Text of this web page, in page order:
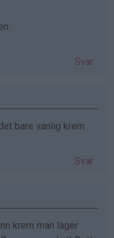
Svar
bare vanlig krem
Svar
krem man lager